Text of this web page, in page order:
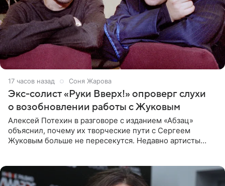
17 часов назад Соня Жарова
Экс-солист «Руки Вверх!» опроверг слухи
о возобновлении работы с Жуковым
Алексей Потехин в разговоре с изданием «Абзац»
объяснил, почему их творческие пути с Сергеем
Жуковым больше не пересекутся. Недавно артисты